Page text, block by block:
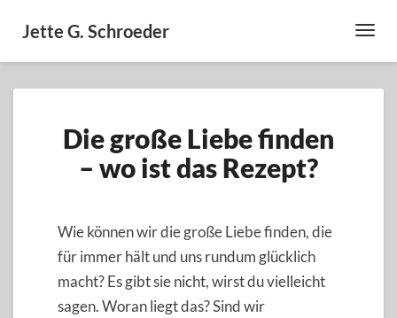
Jette G. Schroeder
große
Liebe
finden
ist
das
Die große Liebe finden
– wo ist das Rezept?
Wie können wir die große Liebe finden, die
für immer hält und uns rundum glücklich
macht? Es gibt sie nicht, wirst du vielleicht
sagen. Woran liegt das? Sind wir